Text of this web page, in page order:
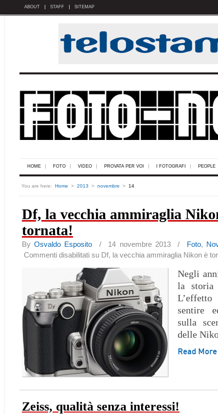
ABOUT STAFF SITEMAP
HOME FOTO VIDEO PROVATA PER VOI I FOTOGRAFI PEOPLE
You are here: Home > 2013 > novembre > 14
Df, la vecchia ammiraglia
tornata!
ByOsvaldo Esposito / 14 novembre 2013 / Foto,
Commenti disabilitati su Df, la vecchia ammiraglia Nikon è
Negli
la storia
sentire
sulla
delle
Read
Zeiss, qualità senza interessi!